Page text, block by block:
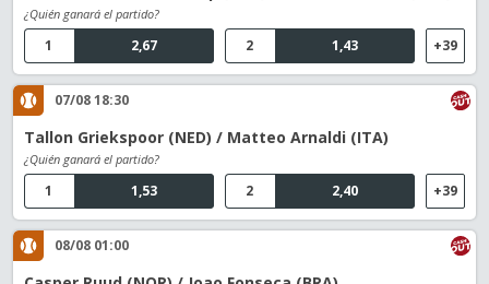
¿Quién ganará el partido?
2,67
1 1,43
2 +39
07/08 18:30
Tallon Griekspoor (NED) / Matteo Arnaldi (ITA)
¿Quién ganará el partido?
1,53
1 2,40
2 +39
08/08 01:00